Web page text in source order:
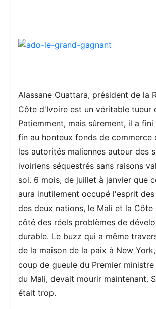
Alassane Ouattara, président de la
Côte d'Ivoire est un véritable tueur
Patiemment, mais sûrement, il a
fin au honteux fonds de commerce
les autorités maliennes autour des
ivoiriens séquestrés sans raisons
sol. 6 mois, de juillet à janvier que
aura inutilement occupé l'esprit
des deux nations, le Mali et la Côte
côté des réels problèmes de
durable. Le buzz qui a même
de la maison de la paix à New
coup de gueule du Premier
du Mali, devait mourir maintenant.
était trop.